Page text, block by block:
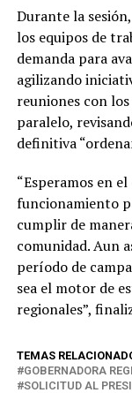
Durante la
los equipos de
demanda para
agilizando
reuniones con
paralelo,
definitiva
“Esperamos en
funcionamiento
cumplir de
comunidad. Aun
período de
sea el motor de
regionales”,
TEMAS
GOBERNADORA
SOLICITUD AL